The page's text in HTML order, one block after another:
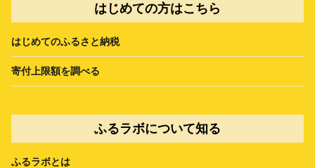
はじめての方はこちら
はじめてのふるさと納税
寄付上限額を調べる
ふるラボについて知る
ふるラボとは